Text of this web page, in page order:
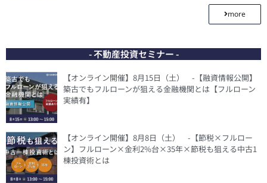
more
- 不動産投資セミナー -
【オンライン開催】8月15日（土） -【融資情報公開】
築古でもフルローンが狙える金融機関とは【フルローン
実績有】
【オンライン開催】8月8日（土） -【節税×フルロー
ン】フルローン×金利2%台×35年×節税も狙える中古1
棟投資術とは